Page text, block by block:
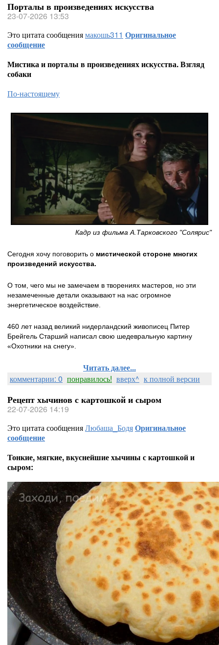
Порталы в произведениях искусства
23-07-2026 13:53
Это цитата сообщениямакошь311 Оригинальное
сообщение
Мистика и порталы в произведениях искусства. Взгляд
собаки
По-настоящему
Кадр из фильма А.Тарковского "Солярис"
Сегодня хочу поговорить о мистической стороне многих
произведений искусства.
О том, чего мы не замечаем в творениях мастеров, но эти
незамеченные детали оказывают на нас огромное
энергетическое воздействие.
460 лет назад великий нидерландский живописец Питер
Брейгель Старший написал свою шедевральную картину
«Охотники на снегу».
Читать далее...
комментарии: 0 понравилось! вверх^ к полной версии
Рецепт хычинов с картошкой и сыром
22-07-2026 14:19
Это цитата сообщенияЛюбаша_БодяОригинальное
сообщение
Тонкие, мягкие, вкуснейшие хычины с картошкой и
сыром: